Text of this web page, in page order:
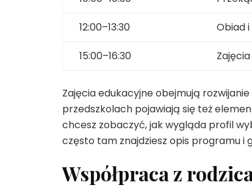
12:00–13:30 Obiad
15:00–16:30
Zajęcia edukacyjne obejmują
przedszkolach pojawiają się też
chcesz zobaczyć, jak wygląda profil
często tam znajdziesz opis programu i
Współpraca z